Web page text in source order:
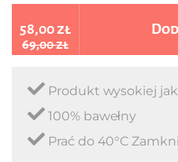
58,00 zł
69,00 zł
Produkt wysokiej
100% bawełny
Prać do 40°C